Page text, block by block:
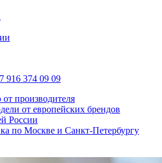
916 374 09 09
производителя
от европейских брендов
России
по Москве и Санкт-Петербургу